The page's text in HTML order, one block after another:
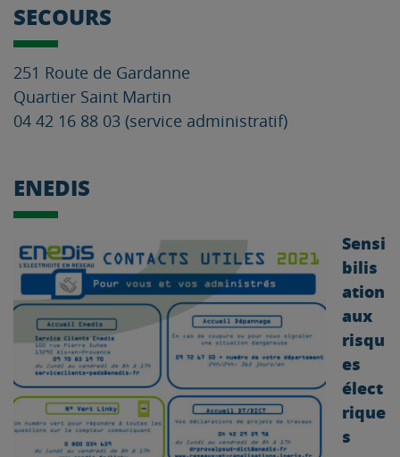
SECOURS
251 Route de Gardanne
Quartier Saint Martin
04 42 16 88 03 (service administratif)
ENEDIS
Sensi
bilis
ation
aux
risqu
es
élect
rique
s